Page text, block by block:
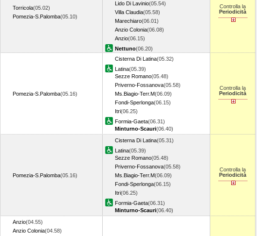
Torricola(05.02)
Pomezia-S.Palomba(05.10)
Lido Di Lavinio(05.54)
Villa Claudia(05.58)
Marechiaro(06.01)
Anzio Colonia(06.08)
Anzio(06.15)
Nettuno(06.20)
Controlla la
Periodicità
Pomezia-S.Palomba(05.16)
Cisterna Di Latina(05.32)
Latina(05.39)
Sezze Romano(05.48)
Priverno-Fossanova(05.58)
Ms.Biagio-Terr.M(06.09)
Fondi-Sperlonga(06.15)
Itri(06.25)
Formia-Gaeta(06.31)
Minturno-Scauri(06.40)
Controlla la
Periodicità
Pomezia-S.Palomba(05.16)
Cisterna Di Latina(05.31)
Latina(05.39)
Sezze Romano(05.48)
Priverno-Fossanova(05.58)
Ms.Biagio-Terr.M(06.09)
Fondi-Sperlonga(06.15)
Itri(06.25)
Formia-Gaeta(06.31)
Minturno-Scauri(06.40)
Controlla la
Periodicità
Anzio(04.55)
Anzio Colonia(04.58)